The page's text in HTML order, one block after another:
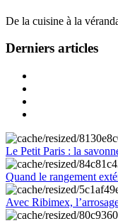
De la cuisine à la
Derniers articles
Le Petit Paris : la
Quand le rangement
Avec Ribimex,